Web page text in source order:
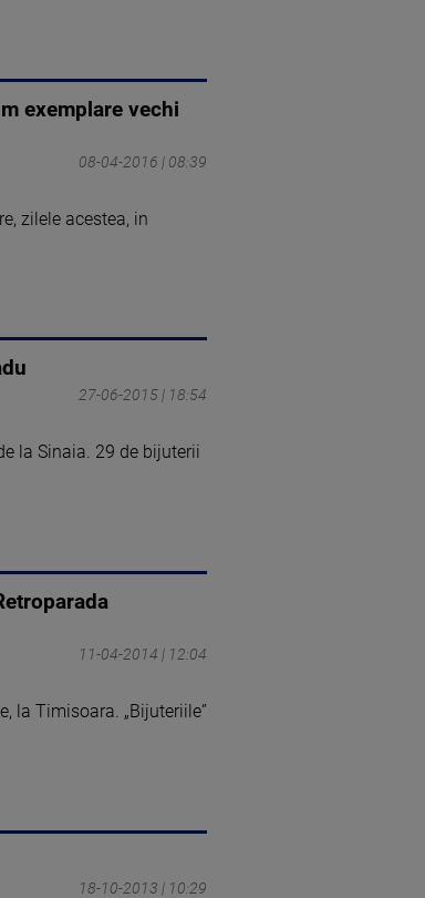
exemplare vechi
08-04-2016 | 08:39
zilele acestea, in
27-06-2015 | 18:54
la Sinaia. 29 de bijuterii
11-04-2014 | 12:04
la Timisoara. „Bijuteriile”
18-10-2013 | 10:29